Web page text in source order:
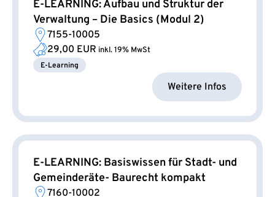
E-LEARNING: Aufbau und Struktur der
Verwaltung – Die Basics (Modul 2)
7155-10005
29,00 EUR inkl. 19% MwSt
E-Learning
Weitere Infos
E-LEARNING: Basiswissen für Stadt- und
Gemeinderäte- Baurecht kompakt
7160-10002